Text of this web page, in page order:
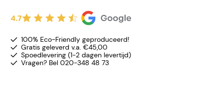
4.7
100% Eco-Friendly geproduceerd!
Gratis geleverd v.a. €45,00
Spoedlevering (1-2 dagen levertijd)
Vragen? Bel 020-348 48 73